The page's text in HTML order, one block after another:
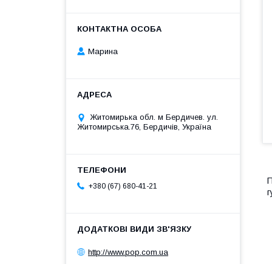
Марина
Житомирька обл. м Бердичев. ул.
Житомирська.76, Бердичів, Україна
+380 (67) 680-41-21
http://www.pop.com.ua